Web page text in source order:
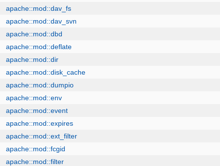
apache::mod::dav_fs
apache::mod::dav_svn
apache::mod::dbd
apache::mod::deflate
apache::mod::dir
apache::mod::disk_cache
apache::mod::dumpio
apache::mod::env
apache::mod::event
apache::mod::expires
apache::mod::ext_filter
apache::mod::fcgid
apache::mod::filter